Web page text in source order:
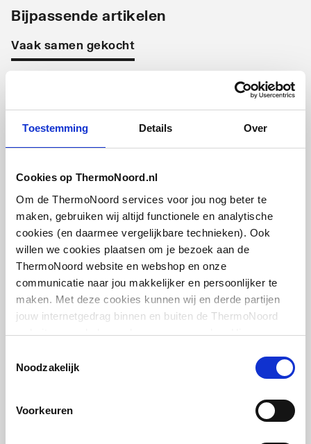
Toestemming Details Over
Cookies op ThermoNoord.nl
Om de ThermoNoord services voor jou nog beter te
maken, gebruiken wij altijd functionele en analytische
cookies (en daarmee vergelijkbare technieken). Ook
willen we cookies plaatsen om je bezoek aan de
ThermoNoord website en webshop en onze
communicatie naar jou makkelijker en persoonlijker te
maken. Met deze cookies kunnen wij en derde partijen
jouw internetgedrag binnen en buiten de ThermoNoord
website en webshop volgen en verzamelen. Hiermee
communicatie aan jouw interesses aan. We slaan je
Noodzakelijk
Voorkeuren
Bijpassende artikelen
Vaak samen gekocht
Walraven BIS UltraProtect
Leverancier : 4708009
Walraven BIS UltraProtect
1000 klemschuif BUP m.
artikel: